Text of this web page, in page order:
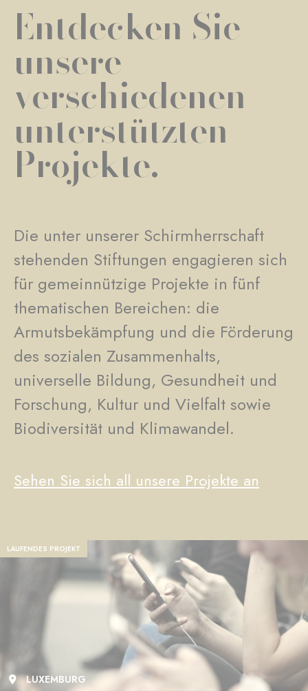
Entdecken Sie
unsere
verschiedenen
unterstützten
Projekte.
Die unter unserer Schirmherrschaft
stehenden Stiftungen engagieren sich
für gemeinnützige Projekte in fünf
thematischen Bereichen: die
Armutsbekämpfung und die Förderung
des sozialen Zusammenhalts,
universelle Bildung, Gesundheit und
Forschung, Kultur und Vielfalt sowie
Biodiversität und Klimawandel.
Sehen Sie sich all unsere Projekte an
LAUFENDES PROJEKT
LUXEMBURG